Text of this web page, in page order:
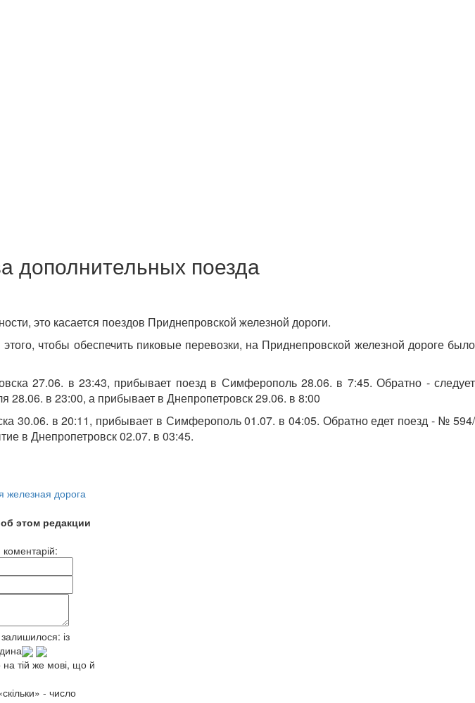
дополнительных поезда
это касается поездов Приднепровской железной дороги.
чтобы обеспечить пиковые перевозки, на Приднепровской железной дороге было
27.06. в 23:43, прибывает поезд в Симферополь 28.06. в 7:45. Обратно - следует
в 23:00, а прибывает в Днепропетровск 29.06. в 8:00
30.06. в 20:11, прибывает в Симферополь 01.07. в 04:05. Обратно едет поезд - № 594/
в Днепропетровск 02.07. в 03:45.
железная дорога
этом редакции
коментарій:
із
на тій же мові, що й
- число